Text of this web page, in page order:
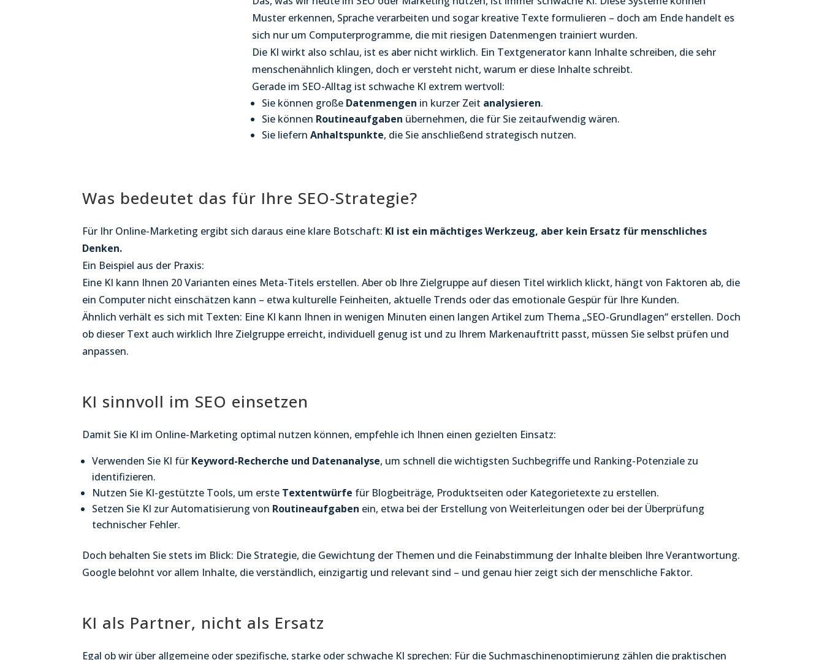
Muster erkennen, Sprache verarbeiten und sogar kreative Texte formulieren – doch am Ende handelt es
sich nur um Computerprogramme, die mit riesigen Datenmengen trainiert wurden.
Die KI wirkt also schlau, ist es aber nicht wirklich. Ein Textgenerator kann Inhalte schreiben, die sehr
menschenähnlich klingen, doch er versteht nicht, warum er diese Inhalte schreibt.
Gerade im SEO-Alltag ist schwache KI extrem wertvoll:
Sie können große Datenmengen in kurzer Zeit analysieren.
Sie können Routineaufgaben übernehmen, die für Sie zeitaufwendig wären.
Sie liefernAnhaltspunkte, die Sie anschließend strategisch nutzen.
Was bedeutet das für Ihre SEO-Strategie?
Für Ihr Online-Marketing ergibt sich daraus eine klare Botschaft: KI ist ein mächtiges Werkzeug, aber kein Ersatz für menschliches
Denken.
Ein Beispiel aus der Praxis:
Eine KI kann Ihnen 20 Varianten eines Meta-Titels erstellen. Aber ob Ihre Zielgruppe auf diesen Titel wirklich klickt, hängt von Faktoren ab, die
ein Computer nicht einschätzen kann – etwa kulturelle Feinheiten, aktuelle Trends oder das emotionale Gespür für Ihre Kunden.
Ähnlich verhält es sich mit Texten: Eine KI kann Ihnen in wenigen Minuten einen langen Artikel zum Thema „SEO-Grundlagen“ erstellen. Doch
ob dieser Text auch wirklich Ihre Zielgruppe erreicht, individuell genug ist und zu Ihrem Markenauftritt passt, müssen Sie selbst prüfen und
anpassen.
KI sinnvoll im SEO einsetzen
Damit Sie KI im Online-Marketing optimal nutzen können, empfehle ich Ihnen einen gezielten Einsatz:
Verwenden Sie KI für Keyword-Recherche und Datenanalyse, um schnell die wichtigsten Suchbegriffe und Ranking-Potenziale zu
identifizieren.
Nutzen Sie KI-gestützte Tools, um erste Textentwürfe für Blogbeiträge, Produktseiten oder Kategorietexte zu erstellen.
Setzen Sie KI zur Automatisierung von Routineaufgaben ein, etwa bei der Erstellung von Weiterleitungen oder bei der Überprüfung
technischer Fehler.
Doch behalten Sie stets im Blick: Die Strategie, die Gewichtung der Themen und die Feinabstimmung der Inhalte bleiben Ihre Verantwortung.
Google belohnt vor allem Inhalte, die verständlich, einzigartig und relevant sind – und genau hier zeigt sich der menschliche Faktor.
KI als Partner, nicht als Ersatz
Egal ob wir über allgemeine oder spezifische, starke oder schwache KI sprechen: Für die Suchmaschinenoptimierung zählen die praktischen